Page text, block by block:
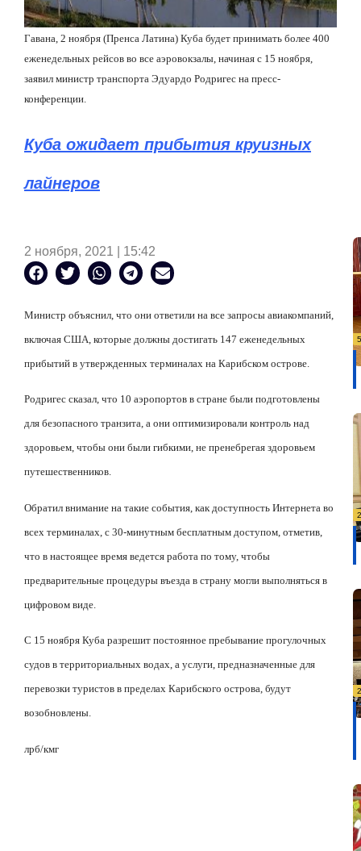
Гавана, 2 ноября (Пренса Латина) Куба будет принимать более 400
еженедельных рейсов во все аэровокзалы, начиная с 15 ноября,
заявил министр транспорта Эдуардо Родригес на пресс-
конференции.
Куба ожидает прибытия круизных
лайнеров
2 ноября, 2021 | 15:42
Министр объяснил, что они ответили на все запросы авиакомпаний,
включая США, которые должны достигать 147 еженедельных
прибытий в утвержденных терминалах на Карибском острове.
Родригес сказал, что 10 аэропортов в стране были подготовлены
для безопасного транзита, а они оптимизировали контроль над
здоровьем, чтобы они были гибкими, не пренебрегая здоровьем
путешественников.
Обратил внимание на такие события, как доступность Интернета во
всех терминалах, с 30-минутным бесплатным доступом, отметив,
что в настоящее время ведется работа по тому, чтобы
предварительные процедуры въезда в страну могли выполняться в
цифровом виде.
С 15 ноября Куба разрешит постоянное пребывание прогулочных
судов в территориальных водах, а услуги, предназначенные для
перевозки туристов в пределах Карибского острова, будут
возобновлены.
лрб/кмг